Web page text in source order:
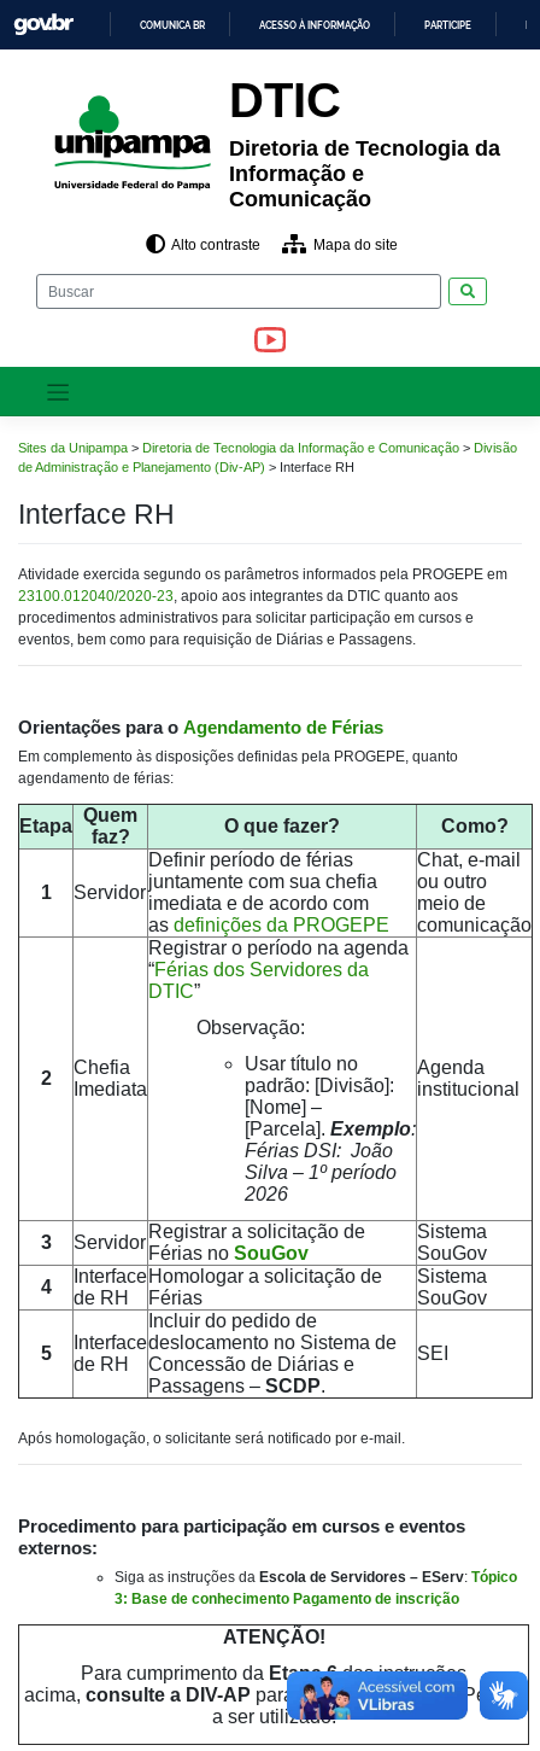
para
o
O
CONTEÚDO
COMUNICA BR ACESSO À INFORMAÇÃO PARTICIPE
DTIC
Diretoria de Tecnologia da
Informação e
Comunicação
Alto contraste Mapa do site
Sites da Unipampa > Diretoria de Tecnologia da Informação e Comunicação > Divisão
de Administração e Planejamento (Div-AP) > Interface RH
Interface RH
Atividade exercida segundo os parâmetros informados pela PROGEPE em
23100.012040/2020-23, apoio aos integrantes da DTIC quanto aos
procedimentos administrativos para solicitar participação em cursos e
eventos, bem como para requisição de Diárias e Passagens.
Orientações para o Agendamento de Férias
Em complemento às disposições definidas pela PROGEPE, quanto
agendamento de férias:
Etapa
Quem
faz?
O que fazer? Como?
1 Servidor
Definir período de férias
juntamente com sua chefia
imediata e de acordo com
as definições da PROGEPE
Chat, e-mail
ou outro
meio de
comunicação
2
Chefia
Imediata
Registrar o período na agenda
“Férias dos Servidores da
DTIC”
Observação:
Usar título no
padrão: [Divisão]:
[Nome] –
[Parcela]. Exemplo:
Férias DSI: João
Silva – 1º período
2026
Agenda
institucional
3 Servidor
Registrar a solicitação de
Férias no SouGov
Sistema
SouGov
4
Interface
de RH
Homologar a solicitação de
Férias
Sistema
SouGov
5
Interface
de RH
Incluir do pedido de
deslocamento no Sistema de
Concessão de Diárias e
Passagens – SCDP.
SEI
Após homologação, o solicitante será notificado por e-mail.
Procedimento para participação em cursos e eventos
externos:
Siga as instruções da Escola de Servidores – EServ: Tópico
3: Base de conhecimento Pagamento de inscrição
ATENÇÃO!
Para cumprimento da Etapa 6das instruções
acima, consulte a DIV-AP para obter o Número de Pedido
a ser utilizado.